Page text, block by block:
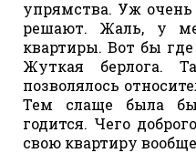
упрямства. Уж очень
решают. Жаль, у
квартиры. Вот бы
Жуткая берлога.
позволялось
Тем слаще была
годится. Чего
свою квартиру